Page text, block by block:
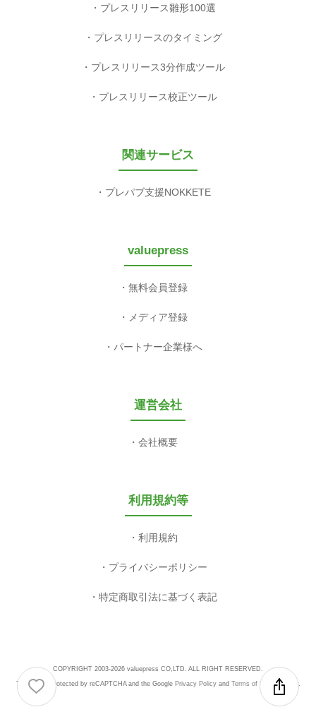
プレスリリース雛形100選
プレスリリースのタイミング
プレスリリース3分作成ツール
プレスリリース校正ツール
関連サービス
プレパブ支援NOKKETE
valuepress
無料会員登録
メディア登録
パートナー企業様へ
運営会社
会社概要
利用規約等
利用規約
プライバシーポリシー
特定商取引法に基づく表記
COPYRIGHT 2003-2026 valuepress CO,LTD. ALL RIGHT RESERVED.
This site is protected by reCAPTCHA and the Google Privacy Policyand Terms of Serviceapply.